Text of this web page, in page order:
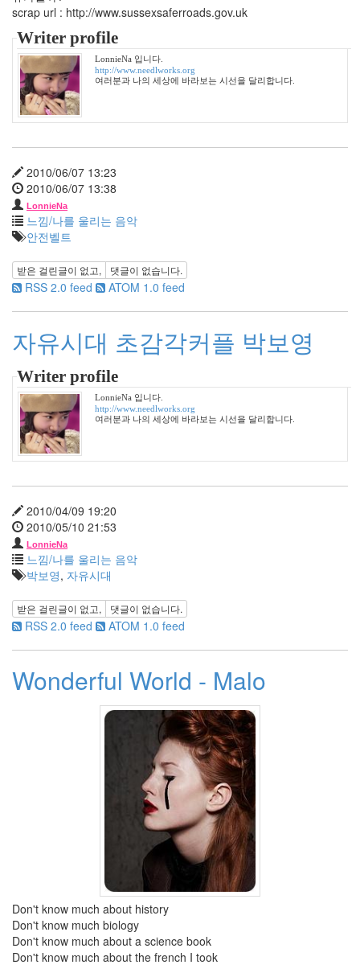
scrap url : http://www.sussexsaferroads.gov.uk
Writer profile
LonnieNa 입니다.
http://www.needlworks.org
여러분과 나의 세상에 바라보는 시선을 달리합니다.
2010/06/07 13:23
2010/06/07 13:38
LonnieNa
느낌/나를 울리는 음악
안전벨트
받은 걸린글이 없고, 댓글이 없습니다.
RSS 2.0 feed ATOM 1.0 feed
자유시대 초감각커플 박보영
Writer profile
LonnieNa 입니다.
http://www.needlworks.org
여러분과 나의 세상에 바라보는 시선을 달리합니다.
2010/04/09 19:20
2010/05/10 21:53
LonnieNa
느낌/나를 울리는 음악
박보영, 자유시대
받은 걸린글이 없고, 댓글이 없습니다.
RSS 2.0 feed ATOM 1.0 feed
Wonderful World - Malo
Don't know much about history
Don't know much biology
Don't know much about a science book
Don't know much about the french I took
2006
11
월
23
2006
년
12
2007
년
83
2007
년
월
14
년
2
월
2007
년
3
월
9
2007
월
10
2007
년
5
2
2007
6
월
3
월
5
2007
년